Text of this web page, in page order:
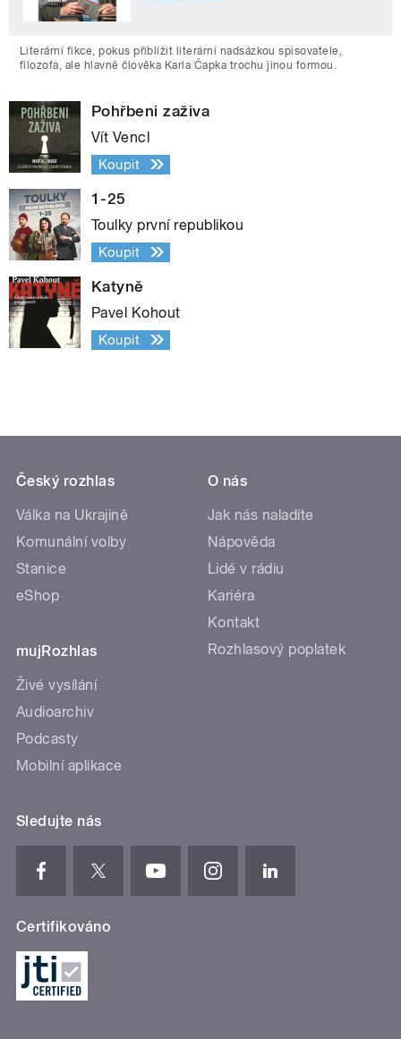
Literární fikce, pokus přiblížit literární nadsázkou spisovatele,
filozofa, ale hlavně člověka Karla Čapka trochu jinou formou.
Pohřbeni zaživa
Vít Vencl
Koupit
1-25
Toulky první republikou
Koupit
Katyně
Pavel Kohout
Koupit
Český rozhlas
Válka na Ukrajině
Komunální volby
Stanice
eShop
mujRozhlas
Živé vysílání
Audioarchiv
Podcasty
Mobilní aplikace
O nás
Jak nás naladíte
Nápověda
Lidé v rádiu
Kariéra
Kontakt
Rozhlasový poplatek
Sledujte nás
Certifikováno